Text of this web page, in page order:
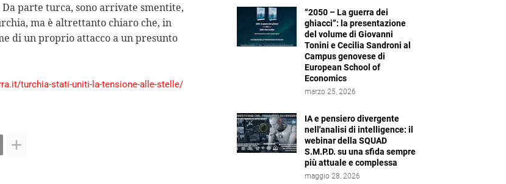
parte turca, sono arrivate smentite,
ma è altrettanto chiaro che, in
di un proprio attacco a un presunto
turchia-stati-uniti-la-tensione-alle-stelle/
“2050 – La guerra dei
ghiacci”: la presentazione
del volume di Giovanni
Tonini e Cecilia Sandroni al
Campus genovese di
European School of
Economics
marzo 25, 2026
IA e pensiero divergente
nell'analisi di intelligence: il
webinar della SQUAD
S.M.P.D. su una sfida sempre
più attuale e complessa
maggio 28, 2026